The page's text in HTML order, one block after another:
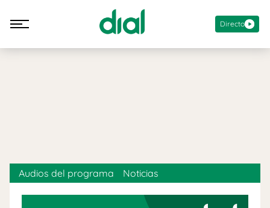
Directo
Audios del programa Noticias